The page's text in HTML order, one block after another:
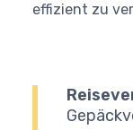
effizient zu